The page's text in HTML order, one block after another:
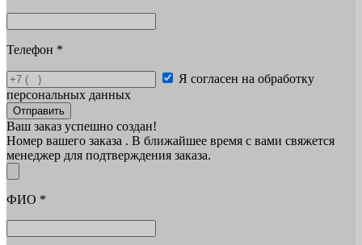
Телефон *
Я согласен на обработку
персональных данных
Отправить
Ваш заказ успешно создан!
Номер вашего заказа . В ближайшее время с вами свяжется
менеджер для подтверждения заказа.
ФИО *